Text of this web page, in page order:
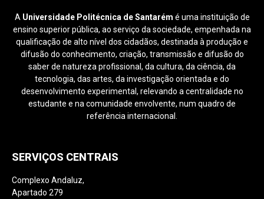
A Universidade Politécnica de Santarém é uma instituição de
ensino superior pública, ao serviço da sociedade, empenhada na
qualificação de alto nível dos cidadãos, destinada à produção e
difusão do conhecimento, criação, transmissão e difusão do
saber de natureza profissional, da cultura, da ciência, da
tecnologia, das artes, da investigação orientada e do
desenvolvimento experimental, relevando a centralidade no
estudante e na comunidade envolvente, num quadro de
referência internacional.
SERVIÇOS CENTRAIS
Complexo Andaluz,
Apartado 279